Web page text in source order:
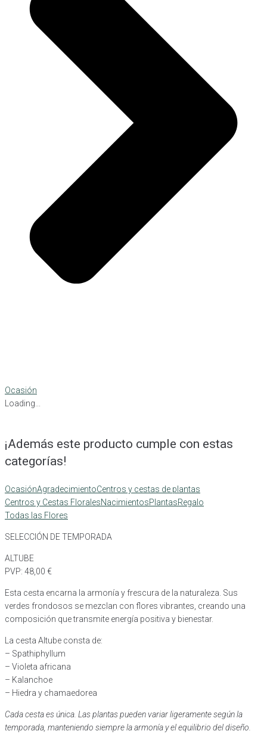
Ocasión
Loading...
¡Además este producto cumple con estas
categorías!
OcasiónAgradecimientoCentros y cestas de plantas
Centros y Cestas FloralesNacimientosPlantasRegalo
Todas las Flores
SELECCIÓN DE TEMPORADA
ALTUBE
PVP: 48,00 €
Esta cesta encarna la armonía y frescura de la naturaleza. Sus
verdes frondosos se mezclan con flores vibrantes, creando una
composición que transmite energía positiva y bienestar.
La cesta Altube consta de:
– Spathiphyllum
– Violeta africana
– Kalanchoe
– Hiedra y chamaedorea
Cada cesta es única. Las plantas pueden variar ligeramente según la
temporada, manteniendo siempre la armonía y el equilibrio del diseño.